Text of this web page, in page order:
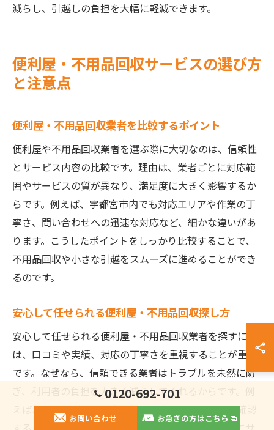
減らし、引越しの負担を大幅に軽減できます。
便利屋・不用品回収サービスの選び方
と注意点
便利屋・不用品回収業者を比較するポイント
便利屋や不用品回収業者を選ぶ際に大切なのは、信頼性
とサービス内容の比較です。理由は、業者ごとに対応範
囲やサービスの質が異なり、満足度に大きく影響するか
らです。例えば、宇都宮市内でも対応エリアや作業の丁
寧さ、問い合わせへの迅速な対応など、細かな違いがあ
ります。こうしたポイントをしっかり比較することで、
不用品回収や小さな引越をスムーズに進めることができ
るのです。
安心して任せられる便利屋・不用品回収探し方
安心して任せられる便利屋・不用品回収業者を探すに
は、口コミや実績、対応の丁寧さを重視することが重要
です。なぜなら、信頼できる業者はトラブルを未然に防
ぎ、利用者の負担を大きく減らしてくれるからです。例
えば、過去の利用者の声や、問い合わせ時の対応を確認
0120-692-701
お問い合わせ お急ぎの方はこちら